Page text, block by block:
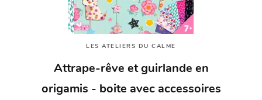
LES ATELIERS DU CALME
Attrape-rêve et guirlande en
origamis - boite avec accessoires